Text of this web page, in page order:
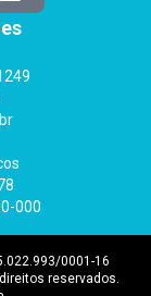
000
0001-16
reservados.